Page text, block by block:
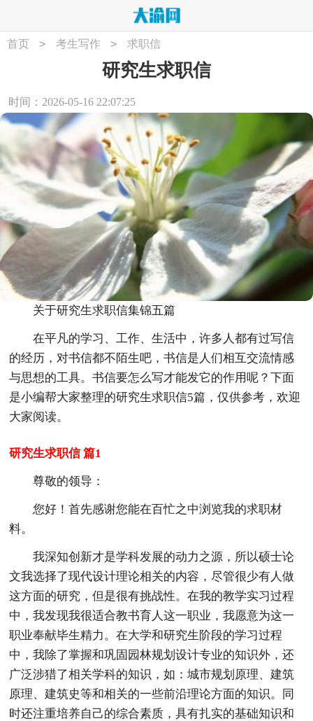
首页 > 考生写作 > 求职信
研究生求职信
时间：2026-05-16 22:07:25
关于研究生求职信集锦五篇
在平凡的学习、工作、生活中，许多人都有过写信
的经历，对书信都不陌生吧，书信是人们相互交流情感
与思想的工具。书信要怎么写才能发它的作用呢？下面
是小编帮大家整理的研究生求职信5篇，仅供参考，欢迎
大家阅读。
研究生求职信 篇1
尊敬的领导：
您好！首先感谢您能在百忙之中浏览我的求职材
料。
我深知创新才是学科发展的动力之源，所以硕士论
文我选择了现代设计理论相关的内容，尽管很少有人做
这方面的研究，但是很有挑战性。在我的教学实习过程
中，我发现我很适合教书育人这一职业，我愿意为这一
职业奉献毕生精力。在大学和研究生阶段的学习过程
中，我除了掌握和巩固园林规划设计专业的知识外，还
广泛涉猎了相关学科的知识，如：城市规划原理、建筑
原理、建筑史等和相关的一些前沿理论方面的知识。同
时还注重培养自己的综合素质，具有扎实的基础知识和